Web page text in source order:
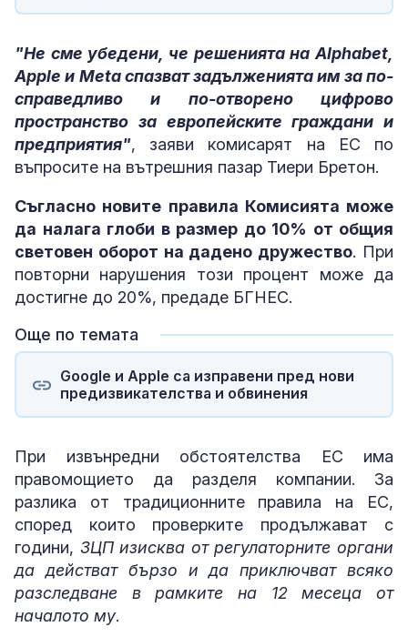
"Не сме убедени, че решенията на Alphabet,
Apple и Meta спазват задълженията им за по-
справедливо и по-отворено цифрово
пространство за европейските граждани и
предприятия", заяви комисарят на ЕС по
въпросите на вътрешния пазар Тиери Бретон.
Съгласно новите правила Комисията може
да налага глоби в размер до 10% от общия
световен оборот на дадено дружество. При
повторни нарушения този процент може да
достигне до 20%, предаде БГНЕС.
Още по темата
Google и Apple са изправени пред нови
предизвикателства и обвинения
При извънредни обстоятелства ЕС има
правомощието да разделя компании. За
разлика от традиционните правила на ЕС,
според които проверките продължават с
години, ЗЦП изисква от регулаторните органи
да действат бързо и да приключват всяко
разследване в рамките на 12 месеца от
началото му.